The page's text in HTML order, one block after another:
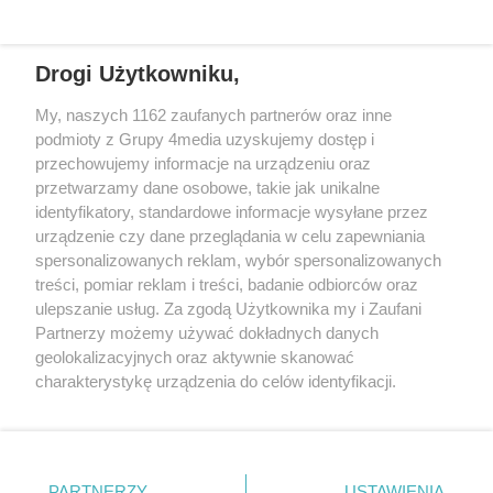
oszczędności.
REKLAMA
Reklama Kontakt
Informacja o Nadawcy
Drogi Użytkowniku,
My, naszych 1162 zaufanych partnerów oraz inne
podmioty z Grupy 4media uzyskujemy dostęp i
przechowujemy informacje na urządzeniu oraz
przetwarzamy dane osobowe, takie jak unikalne
identyfikatory, standardowe informacje wysyłane przez
urządzenie czy dane przeglądania w celu zapewniania
spersonalizowanych reklam, wybór spersonalizowanych
treści, pomiar reklam i treści, badanie odbiorców oraz
ulepszanie usług. Za zgodą Użytkownika my i Zaufani
Partnerzy możemy używać dokładnych danych
geolokalizacyjnych oraz aktywnie skanować
charakterystykę urządzenia do celów identyfikacji.
zmienić/wycofać klikając przycisk ustawień prywatności